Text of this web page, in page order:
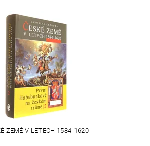
ZEMĚ V LETECH 1584-1620